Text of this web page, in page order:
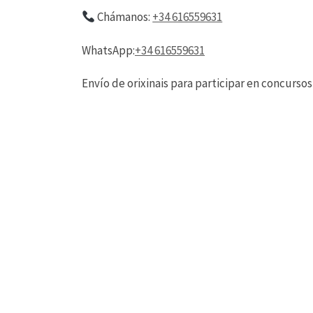
Chámanos: +34 616559631
WhatsApp:+34 616559631
Envío de orixinais para participar en